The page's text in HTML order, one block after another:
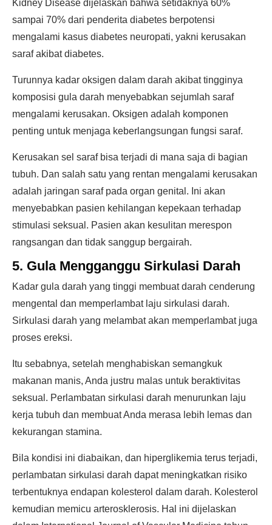
Kidney Disease dijelaskan bahwa setidaknya 60%
sampai 70% dari penderita diabetes berpotensi
mengalami kasus diabetes neuropati, yakni kerusakan
saraf akibat diabetes.
Turunnya kadar oksigen dalam darah akibat tingginya
komposisi gula darah menyebabkan sejumlah saraf
mengalami kerusakan. Oksigen adalah komponen
penting untuk menjaga keberlangsungan fungsi saraf.
Kerusakan sel saraf bisa terjadi di mana saja di bagian
tubuh. Dan salah satu yang rentan mengalami kerusakan
adalah jaringan saraf pada organ genital. Ini akan
menyebabkan pasien kehilangan kepekaan terhadap
stimulasi seksual. Pasien akan kesulitan merespon
rangsangan dan tidak sanggup bergairah.
5. Gula Mengganggu Sirkulasi Darah
Kadar gula darah yang tinggi membuat darah cenderung
mengental dan memperlambat laju sirkulasi darah.
Sirkulasi darah yang melambat akan memperlambat juga
proses ereksi.
Itu sebabnya, setelah menghabiskan semangkuk
makanan manis, Anda justru malas untuk beraktivitas
seksual. Perlambatan sirkulasi darah menurunkan laju
kerja tubuh dan membuat Anda merasa lebih lemas dan
kekurangan stamina.
Bila kondisi ini diabaikan, dan hiperglikemia terus terjadi,
perlambatan sirkulasi darah dapat meningkatkan risiko
terbentuknya endapan kolesterol dalam darah. Kolesterol
kemudian memicu arterosklerosis. Hal ini dijelaskan